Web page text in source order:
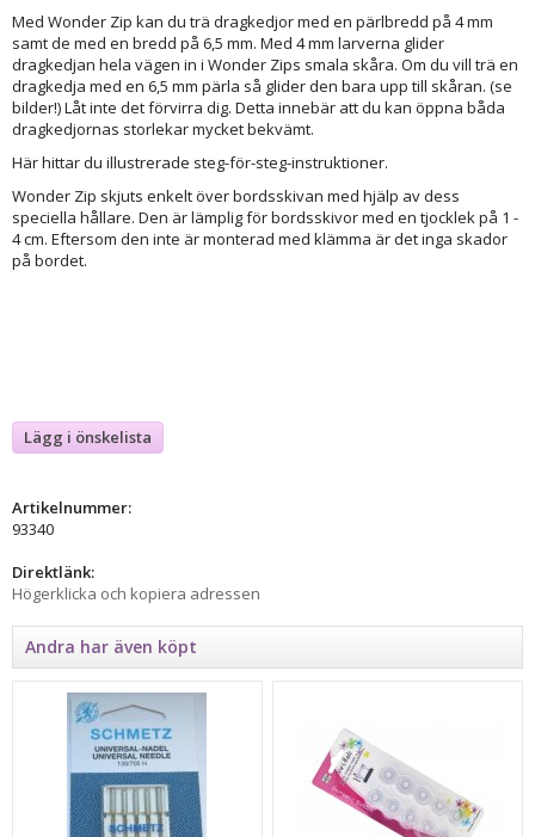
Med Wonder Zip kan du trä dragkedjor med en pärlbredd på 4 mm
samt de med en bredd på 6,5 mm. Med 4 mm larverna glider
dragkedjan hela vägen in i Wonder Zips smala skåra. Om du vill trä en
dragkedja med en 6,5 mm pärla så glider den bara upp till skåran. (se
bilder!) Låt inte det förvirra dig. Detta innebär att du kan öppna båda
dragkedjornas storlekar mycket bekvämt.
Här hittar du illustrerade steg-för-steg-instruktioner.
Wonder Zip skjuts enkelt över bordsskivan med hjälp av dess
speciella hållare. Den är lämplig för bordsskivor med en tjocklek på 1 -
4 cm. Eftersom den inte är monterad med klämma är det inga skador
på bordet.
Lägg i önskelista
Artikelnummer:
93340
Direktlänk:
Högerklicka och kopiera adressen
Andra har även köpt